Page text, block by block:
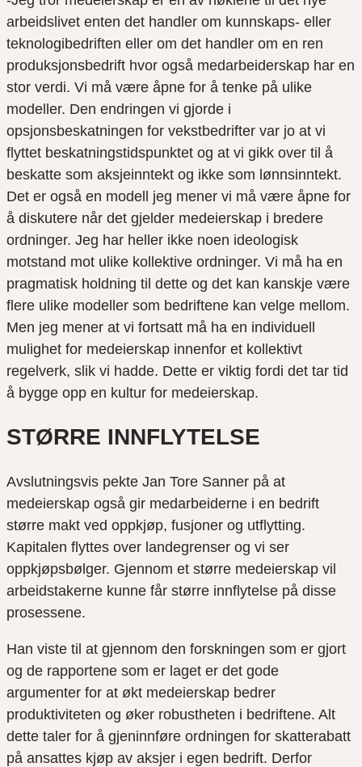
arbeidslivet enten det handler om kunnskaps- eller
teknologibedriften eller om det handler om en ren
produksjonsbedrift hvor også medarbeiderskap har en
stor verdi. Vi må være åpne for å tenke på ulike
modeller. Den endringen vi gjorde i
opsjonsbeskatningen for vekstbedrifter var jo at vi
flyttet beskatningstidspunktet og at vi gikk over til å
beskatte som aksjeinntekt og ikke som lønnsinntekt.
Det er også en modell jeg mener vi må være åpne for
å diskutere når det gjelder medeierskap i bredere
ordninger. Jeg har heller ikke noen ideologisk
motstand mot ulike kollektive ordninger. Vi må ha en
pragmatisk holdning til dette og det kan kanskje være
flere ulike modeller som bedriftene kan velge mellom.
Men jeg mener at vi fortsatt må ha en individuell
mulighet for medeierskap innenfor et kollektivt
regelverk, slik vi hadde. Dette er viktig fordi det tar tid
å bygge opp en kultur for medeierskap.
STØRRE INNFLYTELSE
Avslutningsvis pekte Jan Tore Sanner på at
medeierskap også gir medarbeiderne i en bedrift
større makt ved oppkjøp, fusjoner og utflytting.
Kapitalen flyttes over landegrenser og vi ser
oppkjøpsbølger. Gjennom et større medeierskap vil
arbeidstakerne kunne får større innflytelse på disse
prosessene.
Han viste til at gjennom den forskningen som er gjort
og de rapportene som er laget er det gode
argumenter for at økt medeierskap bedrer
produktiviteten og øker robustheten i bedriftene. Alt
dette taler for å gjeninnføre ordningen for skatterabatt
på ansattes kjøp av aksjer i egen bedrift. Derfor